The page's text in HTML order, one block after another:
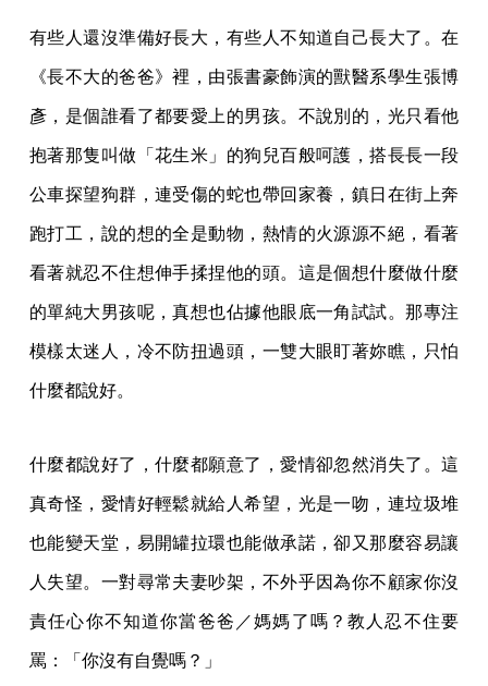
有些人還沒準備好長大，有些人不知道自己長大了。在
《長不大的爸爸》裡，由張書豪飾演的獸醫系學生張博
彥，是個誰看了都要愛上的男孩。不說別的，光只看他
抱著那隻叫做「花生米」的狗兒百般呵護，搭長長一段
公車探望狗群，連受傷的蛇也帶回家養，鎮日在街上奔
跑打工，說的想的全是動物，熱情的火源源不絕，看著
看著就忍不住想伸手揉捏他的頭。這是個想什麼做什麼
的單純大男孩呢，真想也佔據他眼底一角試試。那專注
模樣太迷人，冷不防扭過頭，一雙大眼盯著妳瞧，只怕
什麼都說好。
什麼都說好了，什麼都願意了，愛情卻忽然消失了。這
真奇怪，愛情好輕鬆就給人希望，光是一吻，連垃圾堆
也能變天堂，易開罐拉環也能做承諾，卻又那麼容易讓
人失望。一對尋常夫妻吵架，不外乎因為你不顧家你沒
責任心你不知道你當爸爸／媽媽了嗎？教人忍不住要
罵：「你沒有自覺嗎？」